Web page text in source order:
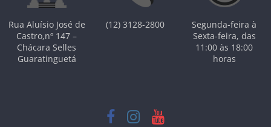
Rua Aluísio José de
Castro,nº 147 –
Chácara Selles
Guaratinguetá
(12) 3128-2800
Segunda-feira à
Sexta-feira, das
11:00 às 18:00
horas